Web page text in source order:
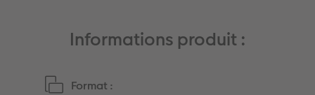
Informations produit :
Format :